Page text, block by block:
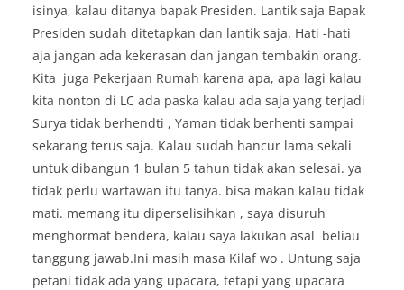
isinya, kalau ditanya bapak Presiden. Lantik saja Bapak
Presiden sudah ditetapkan dan lantik saja. Hati -hati
aja jangan ada kekerasan dan jangan tembakin orang.
Kita juga Pekerjaan Rumah karena apa, apa lagi kalau
kita nonton di LC ada paska kalau ada saja yang terjadi
Surya tidak berhendti , Yaman tidak berhenti sampai
sekarang terus saja. Kalau sudah hancur lama sekali
untuk dibangun 1 bulan 5 tahun tidak akan selesai. ya
tidak perlu wartawan itu tanya. bisa makan kalau tidak
mati. memang itu diperselisihkan , saya disuruh
menghormat bendera, kalau saya lakukan asal beliau
tanggung jawab.Ini masih masa Kilaf wo . Untung saja
petani tidak ada yang upacara, tetapi yang upacara